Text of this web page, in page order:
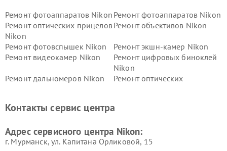
Ремонт фотоаппаратов Nikon Ремонт фотоаппаратов Nikon
Ремонт оптических прицелов
Nikon
Ремонт объективов Nikon
Ремонт фотовспышек Nikon
Ремонт экшн-камер Nikon
Ремонт видеокамер Nikon
Ремонт цифровых биноклей
Nikon
Ремонт дальномеров Nikon
Ремонт оптических
Контакты сервис центра
Адрес сервисного центра Nikon:
г. Мурманск, ул. Капитана Орликовой, 15